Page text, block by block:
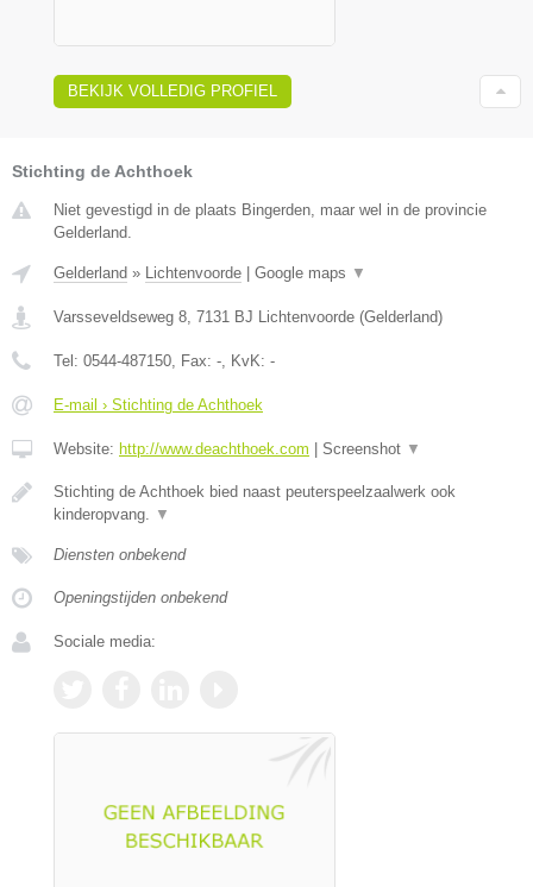
BEKIJK VOLLEDIG PROFIEL
Stichting de Achthoek
Niet gevestigd in de plaats Bingerden, maar wel in de provincie
Gelderland.
Gelderland » Lichtenvoorde | Google maps ▼
Varsseveldseweg 8 7131 BJ Lichtenvoorde (Gelderland)
Tel: 0544-487150 , Fax: - , KvK: -
E-mail › Stichting de Achthoek
Website: http://www.deachthoek.com | Screenshot ▼
Stichting de Achthoek bied naast peuterspeelzaalwerk ook
kinderopvang.
▼
Diensten onbekend
Openingstijden onbekend
Sociale media: